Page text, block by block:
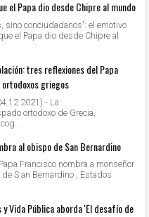
el Papa dio desde Chipre al mundo
sino conciudadanos”: el emotivo
el Papa dio desde Chipre al
tres reflexiones del Papa
griegos
La
ortodoxo de Grecia,
al obispo de San Bernardino
Francisco nombra a monseñor
S an Bernardino , Estados
Vida Pública aborda 'El desafío de